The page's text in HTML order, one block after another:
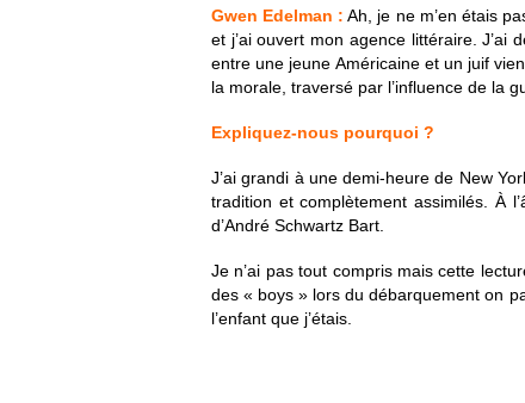
Gwen Edelman : Ah, je ne m’en étais
et j’ai ouvert mon agence littéraire.
entre une jeune Américaine et un juif
la morale, traversé par l’influence de la
Expliquez-nous pourquoi ?
J’ai grandi à une demi-heure de New
tradition et complètement assimilés. À
d’André Schwartz Bart.
Je n’ai pas tout compris mais cette
des « boys » lors du débarquement on
l’enfant que j’étais.